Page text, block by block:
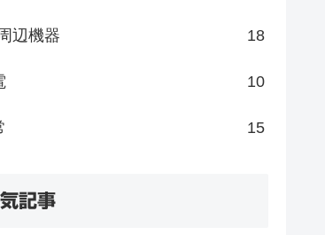
辺機器 18
10
15
記事